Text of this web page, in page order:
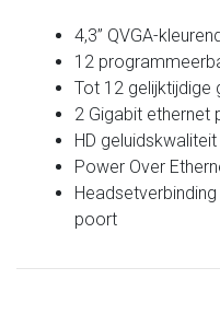
4,3” QVGA-
12
Tot 12 gelijktijdige
2 Gigabit ethernet
HD geluidskwaliteit
Power Over
poort